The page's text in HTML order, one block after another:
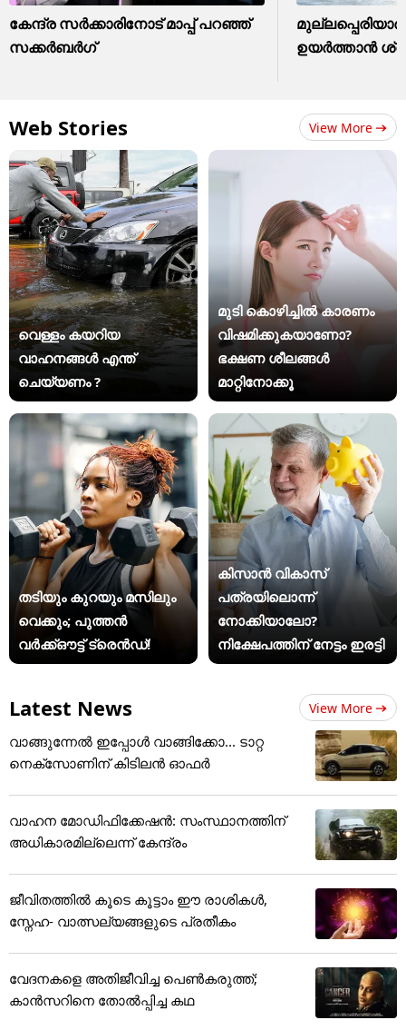
കേന്ദ്ര സർക്കാരിനോട് മാപ്പ് പറഞ്ഞ്
സക്കർബർഗ്
മുല്ലപ്പെരിയാർ
ഉയർത്താൻ
Web Stories View More
വെള്ളം കയറിയ
വാഹനങ്ങൾ എന്ത്
ചെയ്യണം ?
മുടി കൊഴിച്ചിൽ കാരണം
വിഷമിക്കുകയാണോ?
ഭക്ഷണ ശീലങ്ങൾ
മാറ്റിനോക്കൂ
തടിയും കുറയും മസിലും
വെക്കും; പുത്തൻ
വർക്ക്ഔട്ട് ട്രെൻഡ്!
കിസാന്‍ വികാസ്
പത്രയിലൊന്ന്
നോക്കിയാലോ?
നിക്ഷേപത്തിന് നേട്ടം ഇരട്ടി
Latest News View More
വാങ്ങുന്നേൽ ഇപ്പോൾ വാങ്ങിക്കോ... ടാറ്റ
നെക്സോണിന് കിടിലൻ ഓഫർ
വാഹന മോഡിഫിക്കേഷൻ: സംസ്ഥാനത്തിന്
അ‌ധികാരമില്ലെന്ന് കേന്ദ്രം
ജീവിതത്തിൽ കൂടെ കൂട്ടാം ഈ രാശികൾ,
സ്നേഹ- വാത്സല്യങ്ങളുടെ പ്രതീകം
വേദനകളെ അതിജീവിച്ച പെൺകരുത്ത്;
കാന്‍സറിനെ തോൽപ്പിച്ച കഥ